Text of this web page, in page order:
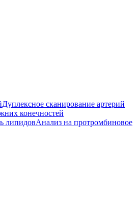
Дуплексное сканирование артерий
конечностей
липидовАнализ на протромбиновое